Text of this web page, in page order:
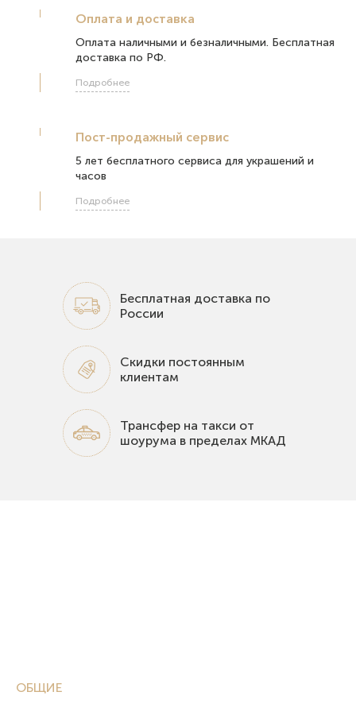
Оплата и доставка
Оплата наличными и безналичными. Бесплатная
доставка по РФ.
Подробнее
Пост-продажный сервис
5 лет бесплатного сервиса для украшений и
часов
Подробнее
Бесплатная доставка по
России
Скидки постоянным
клиентам
Трансфер на такси от
шоурума в пределах МКАД
ОБЩИЕ